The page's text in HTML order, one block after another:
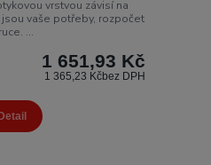
vrstvou závisí na
vaše potřeby, rozpočet
...
1 651,93 Kč
1 365,23 Kčbez DPH
Detail